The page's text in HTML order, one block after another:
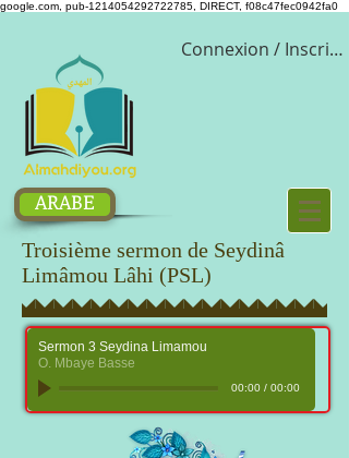
google.com, pub-1214054292722785, DIRECT, f08c47fec0942fa0
Connexion /
ARABE
Troisième sermon de Seydinâ
Limâmou Lâhi (PSL)
Sermon 3 Seydina Limamou
O. Mbaye Basse
00:00/ 00:00